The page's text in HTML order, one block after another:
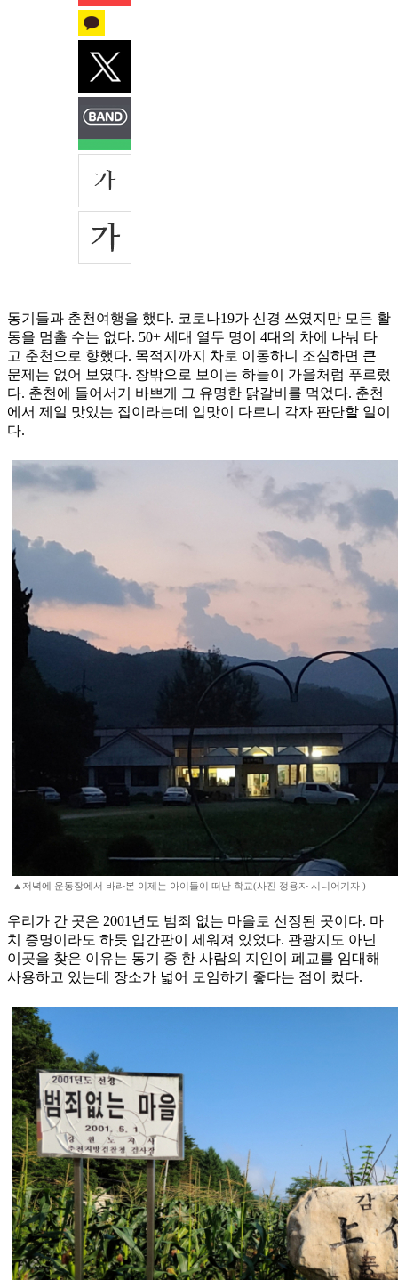
동기들과 춘천여행을 했다. 코로나19가 신경 쓰였지만 모든 활
동을 멈출 수는 없다. 50+ 세대 열두 명이 4대의 차에 나눠 타
고 춘천으로 향했다. 목적지까지 차로 이동하니 조심하면 큰
문제는 없어 보였다. 창밖으로 보이는 하늘이 가을처럼 푸르렀
다. 춘천에 들어서기 바쁘게 그 유명한 닭갈비를 먹었다. 춘천
에서 제일 맛있는 집이라는데 입맛이 다르니 각자 판단할 일이
다.
▲저녁에 운동장에서 바라본 이제는 아이들이 떠난 학교(사진 정용자 시니어기자 )
우리가 간 곳은 2001년도 범죄 없는 마을로 선정된 곳이다. 마
치 증명이라도 하듯 입간판이 세워져 있었다. 관광지도 아닌
이곳을 찾은 이유는 동기 중 한 사람의 지인이 폐교를 임대해
사용하고 있는데 장소가 넓어 모임하기 좋다는 점이 컸다.